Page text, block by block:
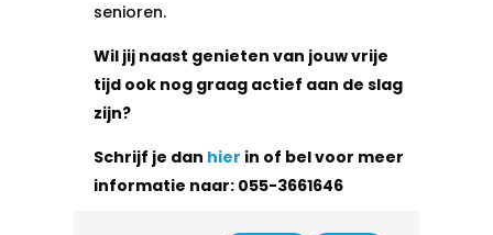
senioren.
Wil jij naast genieten van jouw vrije
tijd ook nog graag actief aan de slag
zijn?
Schrijf je dan hier in of bel voor meer
informatie naar: 055-3661646